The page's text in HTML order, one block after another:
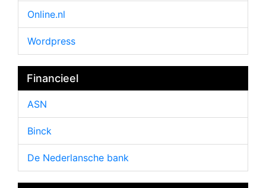
Online.nl
Wordpress
Financieel
ASN
Binck
De Nederlansche bank